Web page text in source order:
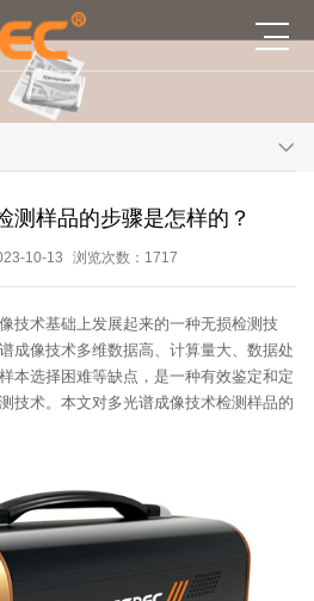
测样品的步骤是怎样的？
10-13 浏览次数：1717
技术基础上发展起来的一种无损检测技
成像技术多维数据高、计算量大、数据处
本选择困难等缺点，是一种有效鉴定和定
技术。本文对多光谱成像技术检测样品的